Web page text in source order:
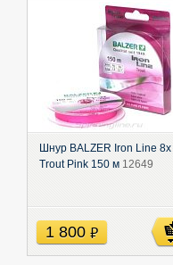
Шнур BALZER Iron Line 8x
Trout Pink 150 м 12649
1 800 руб